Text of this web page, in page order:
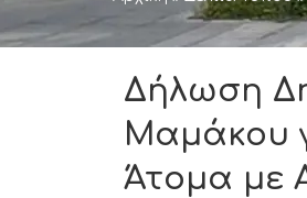
Δήλωση
Μαμάκου
Άτομα με